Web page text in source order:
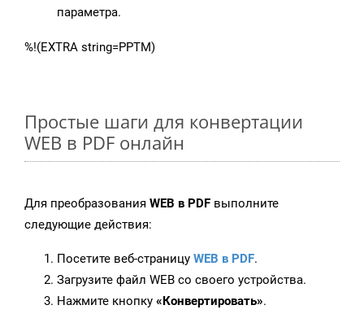
параметра.
%!(EXTRA string=PPTM)
Простые шаги для конвертации
WEB в PDF онлайн
Для преобразования WEB в PDF выполните
следующие действия:
Посетите веб-страницу WEB в PDF.
Загрузите файл WEB со своего устройства.
Нажмите кнопку «Конвертировать».